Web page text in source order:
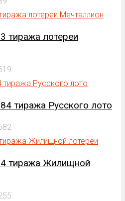
тиража лотереи
тиража Русского лото
тиража Жилищной